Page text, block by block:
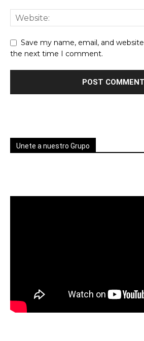
Save my name, email, and
the next time I comment.
Unete a nuestro Grupo